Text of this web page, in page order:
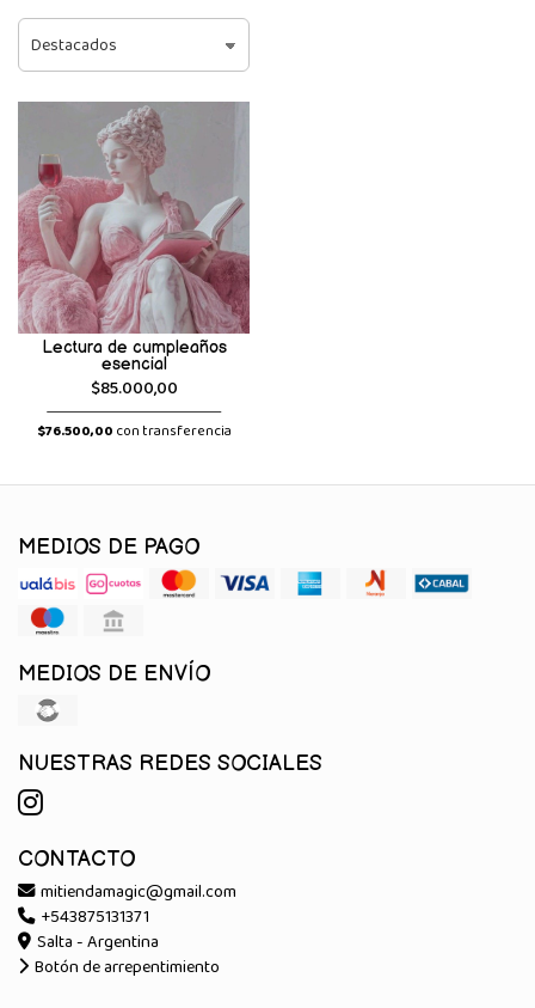
Lectura de cumpleaños
esencial
$85.000,00
$76.500,00 con transferencia
MEDIOS DE PAGO
MEDIOS DE ENVÍO
NUESTRAS REDES SOCIALES
CONTACTO
mitiendamagic@gmail.com
+543875131371
Salta - Argentina
Botón de arrepentimiento